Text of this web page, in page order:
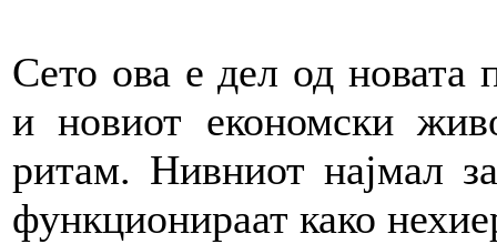
Сето ова е дел од новата
и новиот економски
ритам. Нивниот најмал
функционираат како